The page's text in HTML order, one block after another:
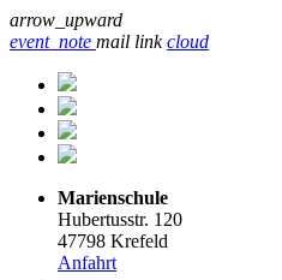
arrow_upward
event_note mail link cloud
Marienschule
Hubertusstr. 120
47798 Krefeld
Anfahrt